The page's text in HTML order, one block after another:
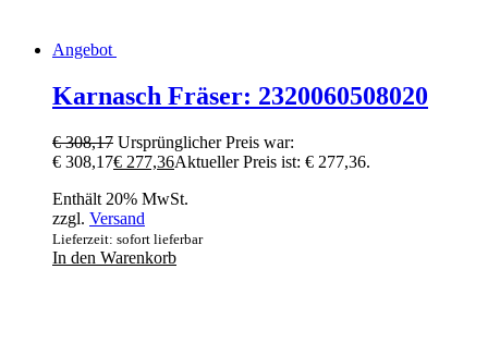
Angebot
Karnasch Fräser: 2320060508020
€308,17 Ursprünglicher Preis war:
€ 308,17€ 277,36Aktueller Preis ist: € 277,36.
Enthält 20% MwSt.
zzgl. Versand
Lieferzeit: sofort lieferbar
In den Warenkorb